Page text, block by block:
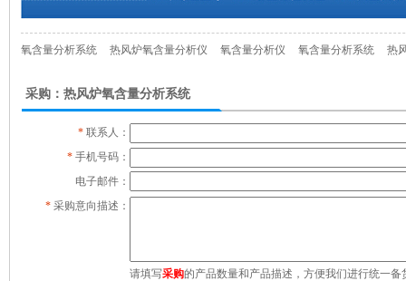
氧含量分析系统 热风炉氧含量分析仪 氧含量分析仪 氧含量分析系统 热
采购：热风炉氧含量分析系统
*联系人：
*手机号码：
电子邮件：
*采购意向描述：
请填写采购的产品数量和产品描述，方便我们进行统一备